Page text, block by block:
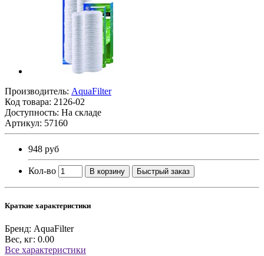
Производитель: AquaFilter
Код товара: 2126-02
Доступность: На складе
Артикул: 57160
948 руб
Кол-во В корзину Быстрый заказ
Краткие характеристики
Бренд: AquaFilter
Вес, кг: 0.00
Все характеристики